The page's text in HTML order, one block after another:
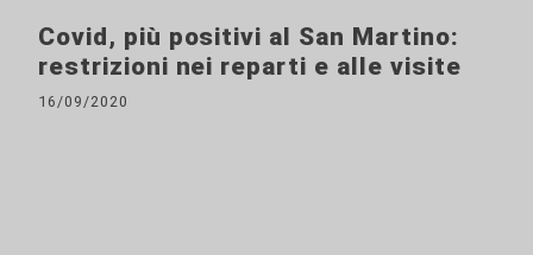
Covid, più positivi al San Martino:
restrizioni nei reparti e alle visite
16/09/2020